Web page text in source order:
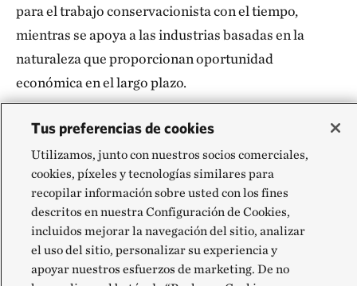
para el trabajo conservacionista con el tiempo,
mientras se apoya a las industrias basadas en la
naturaleza que proporcionan oportunidad
económica en el largo plazo.
Entérese cómo en el «Capítulo 2: Financiamiento
para un futuro duradero» y el «Capítulo
4: Alivio y restructuración de la deuda»
Tus preferencias de cookies
Utilizamos, junto con nuestros socios comerciales,
cookies, píxeles y tecnologías similares para
recopilar información sobre usted con los fines
descritos en nuestra Configuración de Cookies,
incluidos mejorar la navegación del sitio, analizar
el uso del sitio, personalizar su experiencia y
apoyar nuestros esfuerzos de marketing. De no